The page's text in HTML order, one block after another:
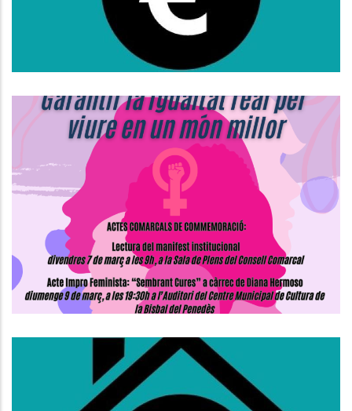
S. socials
Actes Comarcals De
Commemoració Del Dia
Internacional De Les Dones
S. socials
Oberta La Convocatòria De